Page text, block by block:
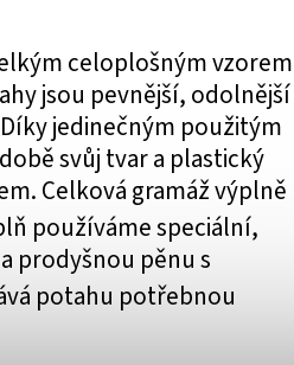
celoplošným vzorem
jsou pevnější, odolnější
jedinečným použitým
svůj tvar a plastický
Celková gramáž výplně
používáme speciální,
prodyšnou pěnu s
potahu potřebnou